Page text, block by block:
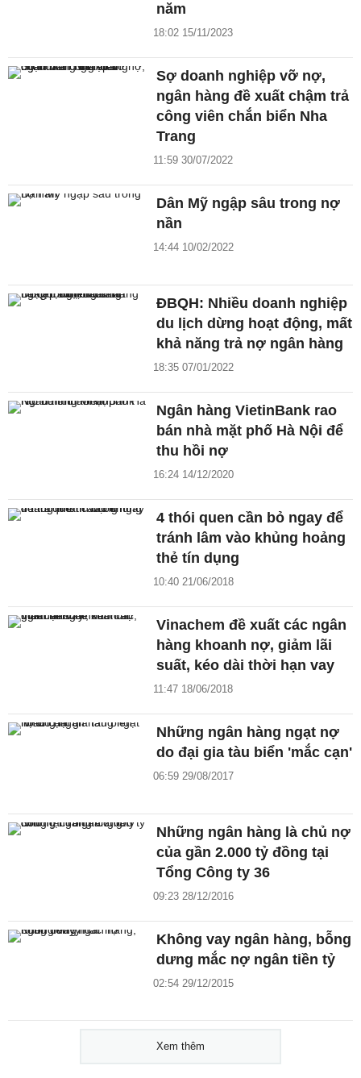
năm
18:02 15/11/2023
Sợ doanh nghiệp vỡ nợ,
ngân hàng đề xuất chậm trả
công viên chắn biển Nha
Trang
11:59 30/07/2022
Dân Mỹ ngập sâu trong nợ
nần
14:44 10/02/2022
ĐBQH: Nhiều doanh nghiệp
du lịch dừng hoạt động, mất
khả năng trả nợ ngân hàng
18:35 07/01/2022
Ngân hàng VietinBank rao
bán nhà mặt phố Hà Nội để
thu hồi nợ
16:24 14/12/2020
4 thói quen cần bỏ ngay để
tránh lâm vào khủng hoảng
thẻ tín dụng
10:40 21/06/2018
Vinachem đề xuất các ngân
hàng khoanh nợ, giảm lãi
suất, kéo dài thời hạn vay
11:47 18/06/2018
Những ngân hàng ngạt nợ
do đại gia tàu biển 'mắc cạn'
06:59 29/08/2017
Những ngân hàng là chủ nợ
của gần 2.000 tỷ đồng tại
Tổng Công ty 36
09:23 28/12/2016
Không vay ngân hàng, bỗng
dưng mắc nợ ngân tiền tỷ
02:54 29/12/2015
Xem thêm